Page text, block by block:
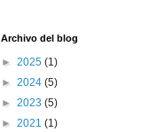
Archivo del blog
► 2025 (1)
► 2024 (5)
► 2023 (5)
► 2021 (1)